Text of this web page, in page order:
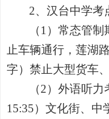
2、汉台中学考
（1）常态管
止车辆通行，莲湖
字）禁止大型货车
（2）外语听
15:35）文化街、中